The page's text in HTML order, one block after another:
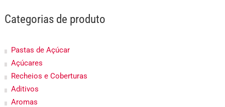
Categorias de produto
Pastas de Açúcar
Açúcares
Recheios e Coberturas
Aditivos
Aromas